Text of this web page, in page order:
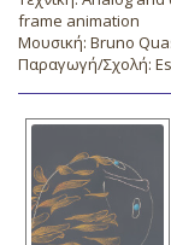
frame animation
Μουσική: Bruno
Παραγωγή/Σχολή: